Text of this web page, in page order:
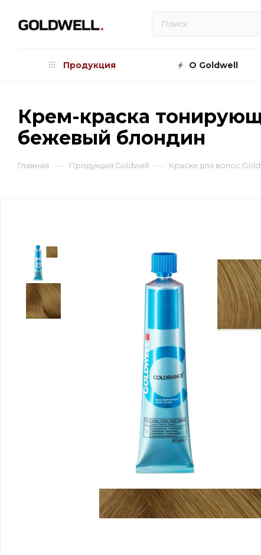
Продукция О Goldwell
Крем-краска
бежевый блондин
Главная — Продукция Goldwell — Краски для волос